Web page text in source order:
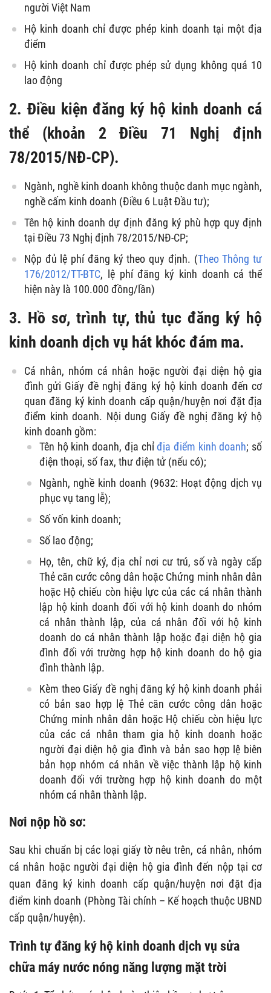
người Việt Nam
Hộ kinh doanh chỉ được phép kinh doanh tại một địa
điểm
Hộ kinh doanh chỉ được phép sử dụng không quá 10
lao động
2. Điều kiện đăng ký hộ kinh doanh cá
thể (khoản 2 Điều 71 Nghị định
78/2015/NĐ-CP).
Ngành, nghề kinh doanh không thuộc danh mục ngành,
nghề cấm kinh doanh (Điều 6 Luật Đầu tư);
Tên hộ kinh doanh dự định đăng ký phù hợp quy định
tại Điều 73 Nghị định 78/2015/NĐ-CP;
Nộp đủ lệ phí đăng ký theo quy định. (Theo Thông tư
176/2012/TT-BTC, lệ phí đăng ký kinh doanh cá thể
hiện này là 100.000 đồng/lần)
3. Hồ sơ, trình tự, thủ tục đăng ký hộ
kinh doanh dịch vụ hát khóc đám ma.
Cá nhân, nhóm cá nhân hoặc người đại diện hộ gia
đình gửi Giấy đề nghị đăng ký hộ kinh doanh đến cơ
quan đăng ký kinh doanh cấp quận/huyện nơi đặt địa
điểm kinh doanh. Nội dung Giấy đề nghị đăng ký hộ
kinh doanh gồm:
Tên hộ kinh doanh, địa chỉđịa điểm kinh doanh; số
điện thoại, số fax, thư điện tử (nếu có);
Ngành, nghề kinh doanh (9632: Hoạt động dịch vụ
phục vụ tang lễ);
Số vốn kinh doanh;
Số lao động;
Họ, tên, chữ ký, địa chỉ nơi cư trú, số và ngày cấp
Thẻ căn cước công dân hoặc Chứng minh nhân dân
hoặc Hộ chiếu còn hiệu lực của các cá nhân thành
lập hộ kinh doanh đối với hộ kinh doanh do nhóm
cá nhân thành lập, của cá nhân đối với hộ kinh
doanh do cá nhân thành lập hoặc đại diện hộ gia
đình đối với trường hợp hộ kinh doanh do hộ gia
đình thành lập.
Kèm theo Giấy đề nghị đăng ký hộ kinh doanh phải
có bản sao hợp lệ Thẻ căn cước công dân hoặc
Chứng minh nhân dân hoặc Hộ chiếu còn hiệu lực
của các cá nhân tham gia hộ kinh doanh hoặc
người đại diện hộ gia đình và bản sao hợp lệ biên
bản họp nhóm cá nhân về việc thành lập hộ kinh
doanh đối với trường hợp hộ kinh doanh do một
nhóm cá nhân thành lập.
Nơi nộp hồ sơ:
Sau khi chuẩn bị các loại giấy tờ nêu trên, cá nhân, nhóm
cá nhân hoặc người đại diện hộ gia đình đến nộp tại cơ
quan đăng ký kinh doanh cấp quận/huyện nơi đặt địa
điểm kinh doanh (Phòng Tài chính – Kế hoạch thuộc UBND
cấp quận/huyện).
Trình tự đăng ký hộ kinh doanh dịch vụ sửa
chữa máy nước nóng năng lượng mặt trời